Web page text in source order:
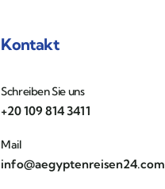
Kontakt
Schreiben Sie uns
+20 109 814 3411
Mail
info@aegyptenreisen24.com